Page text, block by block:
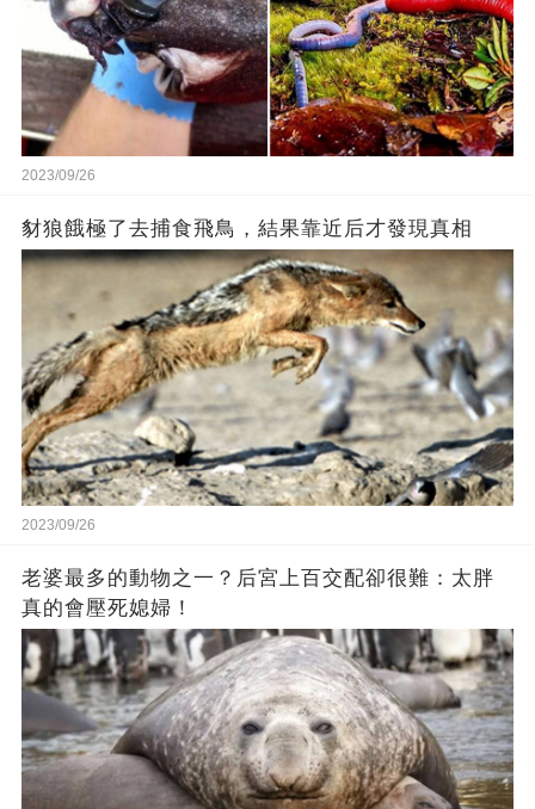
2023/09/26
豺狼餓極了去捕食飛鳥，結果靠近后才發現真相
2023/09/26
老婆最多的動物之一？后宮上百交配卻很難：太胖
真的會壓死媳婦！